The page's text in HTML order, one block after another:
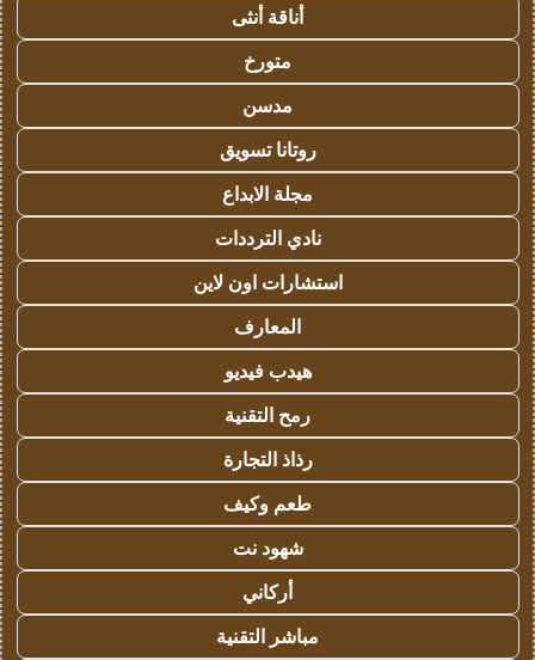
أناقة أنثى
متورخ
مدسن
روتانا تسويق
مجلة الابداع
نادي الترددات
استشارات اون لاين
المعارف
هيدب فيديو
رمح التقنية
رذاذ التجارة
طعم وكيف
شهود نت
أركاني
مباشر التقنية